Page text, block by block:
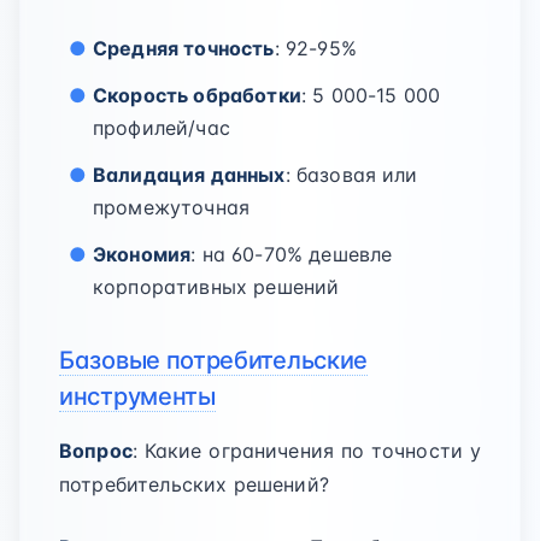
Средняя точность: 92-95%
Скорость обработки: 5 000-15 000
профилей/час
Валидация данных: базовая или
промежуточная
Экономия: на 60-70% дешевле
корпоративных решений
Базовые потребительские
инструменты
Вопрос: Какие ограничения по точности у
потребительских решений?